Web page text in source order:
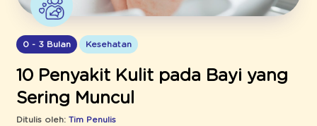
0 - 3 Bulan Kesehatan
10 Penyakit Kulit pada Bayi yang
Sering Muncul
Ditulis oleh: Tim Penulis